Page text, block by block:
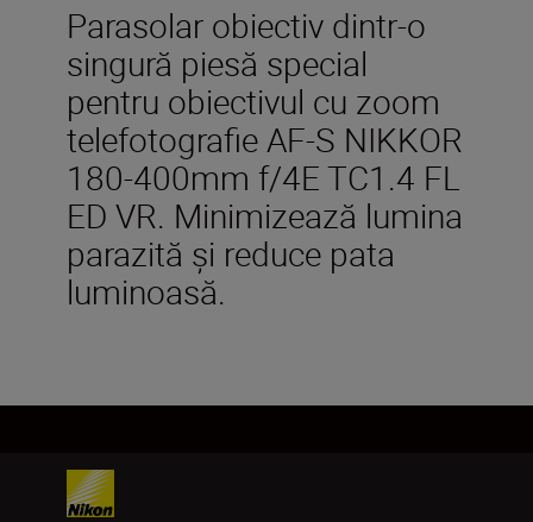
Parasolar obiectiv dintr-o
singură piesă special
pentru obiectivul cu zoom
telefotografie AF-S NIKKOR
180-400mm f/4E TC1.4 FL
ED VR. Minimizează lumina
parazită şi reduce pata
luminoasă.